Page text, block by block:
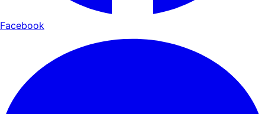
Facebook